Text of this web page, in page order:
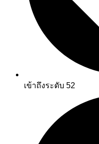
เข้าถึงระดับ 52